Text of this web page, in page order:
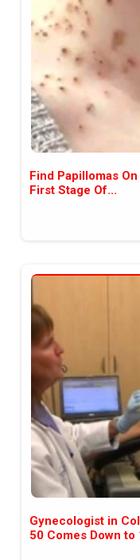
Find Papillomas
First Stage Of...
Gynecologist in
50 Comes Down